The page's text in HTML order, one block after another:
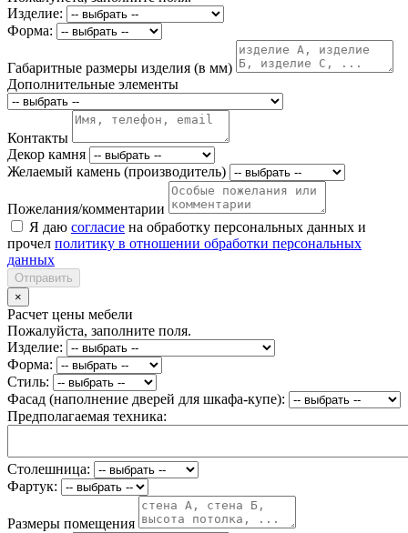
Изделие:
Форма:
Габаритные размеры изделия (в мм)
Дополнительные элементы
Контакты
Декор камня
Желаемый камень (производитель)
Пожелания/комментарии
Я даю согласие на обработку персональных данных и
прочел политику в отношении обработки персональных
данных
Отправить
×
Расчет цены мебели
Пожалуйста, заполните поля.
Изделие:
Форма:
Стиль:
Фасад (наполнение дверей для шкафа-купе):
Предполагаемая техника:
Столешница:
Фартук:
Размеры помещения